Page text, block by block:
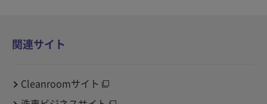
関連サイト
Cleanroomサイト